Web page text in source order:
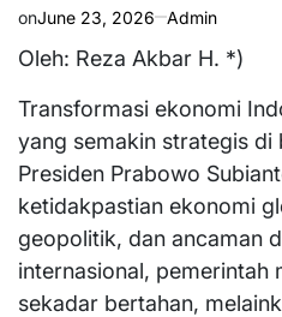
onJune 23, 2026 Admin
Oleh: Reza Akbar H. *)
Transformasi ekonomi
yang semakin strategis di
Presiden Prabowo
ketidakpastian ekonomi
geopolitik, dan ancaman
internasional, pemerintah
sekadar bertahan,